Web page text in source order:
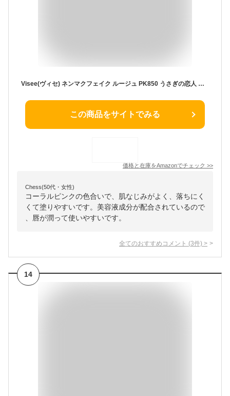
Visee(ヴィセ) ネンマクフェイク ルージュ PK850 うさぎの恋人 コーラルピンク 粘膜リップ 粘膜カラー 血色感 ツヤ感 美容液成分配合 3.8グラム (x 1)
この商品をサイトでみる
価格と在庫をAmazonでチェック >>
Chess(50代・女性)
コーラルピンクの色合いで、肌なじみがよく、落ちにく
くて塗りやすいです。美容液成分が配合されているので
、唇が潤って使いやすいです。
全てのおすすめコメント (3件) >
14